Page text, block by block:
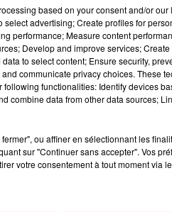
care, dispositif médical
standardisés, précis,
invasive et d’une mise en
outil décisif pour les médecins
prédiction clinique, ce qui
à une prise en charge
progressive et irréversible des
atteints de cette maladie
based on your consent and/or
advertising; Create profiles for
performance; Measure content
Develop and improve services;
to select content; Ensure security,
communicate privacy choices. These
functionalities: Identify devices
combine data from other data sources;
ou affiner en sélectionnant les
sur "Continuer sans accepter". Vos
votre consentement à tout moment via